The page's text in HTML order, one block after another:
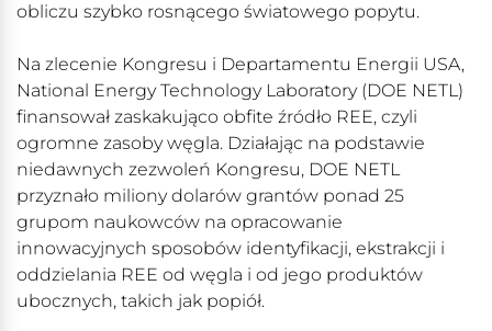
obliczu szybko rosnącego światowego popytu.
Na zlecenie Kongresu i Departamentu Energii USA,
National Energy Technology Laboratory (DOE NETL)
finansował zaskakująco obfite źródło REE, czyli
ogromne zasoby węgla. Działając na podstawie
niedawnych zezwoleń Kongresu, DOE NETL
przyznało miliony dolarów grantów ponad 25
grupom naukowców na opracowanie
innowacyjnych sposobów identyfikacji, ekstrakcji i
oddzielania REE od węgla i od jego produktów
ubocznych, takich jak popiół.